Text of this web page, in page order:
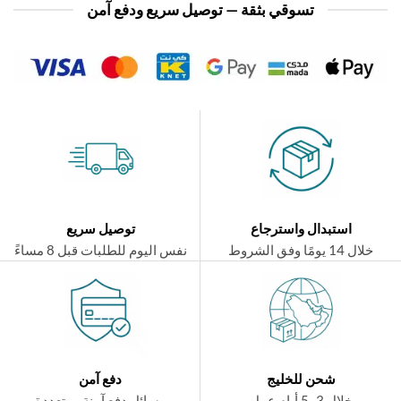
تسوقي بثقة — توصيل سريع ودفع آمن
استبدال واسترجاع
توصيل سريع
نفس اليوم للطلبات قبل 8 مساءً
شحن للخليج
دفع آمن